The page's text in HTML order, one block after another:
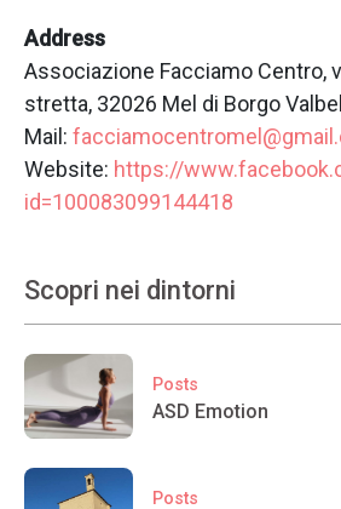
Address
Associazione Facciamo Centro,
stretta, 32026 Mel di Borgo
Mail:
Website: https://
id=100083099144418
Scopri nei dintorni
Posts
ASD Emotion
Posts